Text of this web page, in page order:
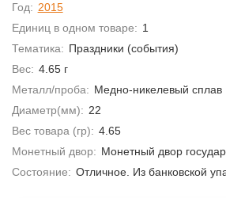
Год: 2015
Единиц в одном товаре: 1
Тематика: Праздники (события)
Вес: 4.65 г
Металл/проба: Медно-никелевый сплав
Диаметр(мм): 22
Вес товара (гр): 4.65
Монетный двор: Монетный двор
Состояние: Отличное. Из банковской